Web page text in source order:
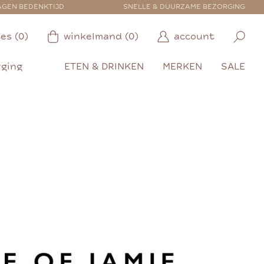
BEDENKTIJD SNELLE & DUURZAME BEZORGING
(0) winkelmand (0) account
ETEN & DRINKEN MERKEN SALE